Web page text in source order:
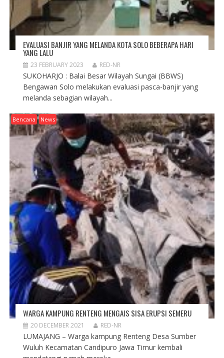
EVALUASI BANJIR YANG MELANDA KOTA SOLO BEBERAPA HARI
YANG LALU
23 FEBRUARY 2023 RED-NR
SUKOHARJO : Balai Besar Wilayah Sungai (BBWS)
Bengawan Solo melakukan evaluasi pasca-banjir yang
melanda sebagian wilayah...
Bencana News
WARGA KAMPUNG RENTENG MENGAIS SISA ERUPSI SEMERU
20 DECEMBER 2021 RED-NR
LUMAJANG – Warga kampung Renteng Desa Sumber
Wuluh Kecamatan Candipuro Jawa Timur kembali